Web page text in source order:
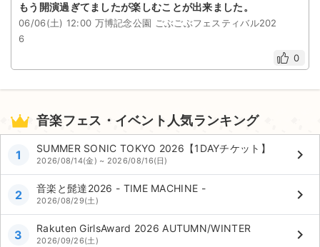
もう開演過ぎてましたが楽しむことが出来ました。
06/06(土) 12:00 万博記念公園 ごぶごぶフェスティバル202
6
0
音楽フェス・イベント人気ランキング
1 SUMMER SONIC TOKYO 2026【1DAYチケット】
2026/08/14(金) ~ 2026/08/16(日) keyboard_arrow_right
2 音楽と髭達2026 - TIME MACHINE -
2026/08/29(土) keyboard_arrow_right
3 Rakuten GirlsAward 2026 AUTUMN/WINTER
2026/09/26(土) keyboard_arrow_right